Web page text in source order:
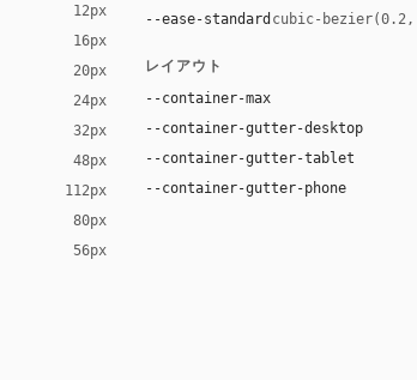
12px
16px
20px
24px
32px
48px
112px
80px
56px
--ease-standard cubic-
レイアウト
--container-max
--container-gutter-desktop
--container-gutter-tablet
--container-gutter-phone